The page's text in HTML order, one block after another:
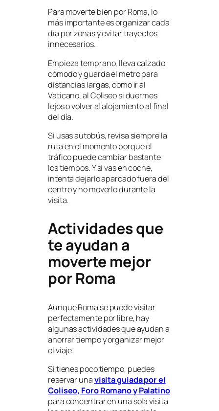
Para moverte bien por Roma, lo
más importante es organizar cada
día por zonas y evitar trayectos
innecesarios.
Empieza temprano, lleva calzado
cómodo y guarda el metro para
distancias largas, como ir al
Vaticano, al Coliseo si duermes
lejos o volver al alojamiento al final
del día.
Si usas autobús, revisa siempre la
ruta en el momento porque el
tráfico puede cambiar bastante
los tiempos. Y si vas en coche,
intenta dejarlo aparcado fuera del
centro y no moverlo durante la
visita.
Actividades que
te ayudan a
moverte mejor
por Roma
Aunque Roma se puede visitar
perfectamente por libre, hay
algunas actividades que ayudan a
ahorrar tiempo y organizar mejor
el viaje.
Si tienes poco tiempo, puedes
reservar unavisita guiada por el
Coliseo, Foro Romano y Palatino
para concentrar en una sola visita